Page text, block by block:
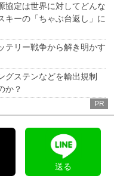
協定は世界に対してどんな
キーの「ちゃぶ台返し」に
テリー戦争から解き明かす
グステンなどを輸出規制
か？
PR
送る